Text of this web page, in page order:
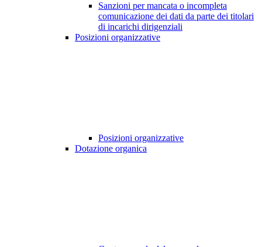
Sanzioni per mancata o incompleta
comunicazione dei dati da parte dei titolari
di incarichi dirigenziali
Posizioni organizzative
Posizioni organizzative
Dotazione organica